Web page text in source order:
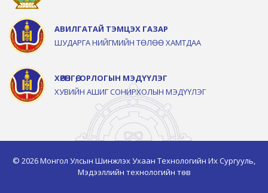
АВИЛГАТАЙ ТЭМЦЭХ ГАЗАР
ШУДАРГА НИЙГМИЙН ТӨЛӨӨ ХАМТДАА
ХӨРӨНГӨ, ОРЛОГЫН МЭДҮҮЛЭГ
ХУВИЙН АШИГ СОНИРХОЛЫН МЭДҮҮЛЭГ
© 2026 Монгол Улсын Шинжлэх Ухаан Технологийн Их Сургууль,
Мэдээллийн технологийн төв